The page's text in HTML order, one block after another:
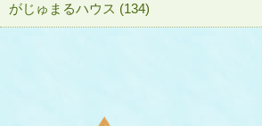
がじゅまるハウス (134)